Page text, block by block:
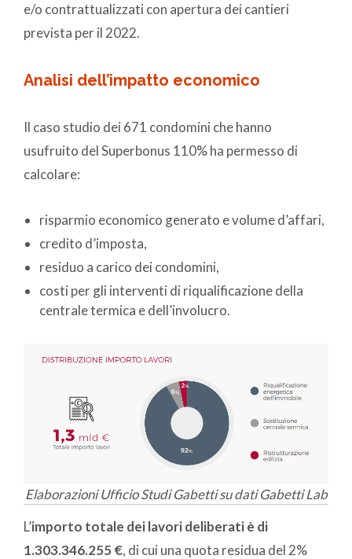
e/o contrattualizzati con apertura dei cantieri
prevista per il 2022.
Analisi dell’impatto economico
Il caso studio dei 671 condomini che hanno
usufruito del Superbonus 110% ha permesso di
calcolare:
risparmio economico generato e volume d’affari,
credito d’imposta,
residuo a carico dei condomini,
costi per gli interventi di riqualificazione della
centrale termica e dell’involucro.
Elaborazioni Ufficio Studi Gabetti su dati Gabetti Lab
L’importo totale dei lavori deliberati è di
1.303.346.255 €, di cui una quota residua del 2%